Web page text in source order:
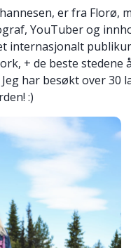
er fra Florø,
YouTuber og
internasjonalt
+ de beste stedene
har besøkt over
:)